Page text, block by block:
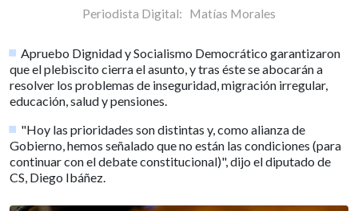
Periodista Digital: Matías Morales
Apruebo Dignidad y Socialismo Democrático garantizaron
que el plebiscito cierra el asunto, y tras éste se abocarán a
resolver los problemas de inseguridad, migración irregular,
educación, salud y pensiones.
"Hoy las prioridades son distintas y, como alianza de
Gobierno, hemos señalado que no están las condiciones (para
continuar con el debate constitucional)", dijo el diputado de
CS, Diego Ibáñez.